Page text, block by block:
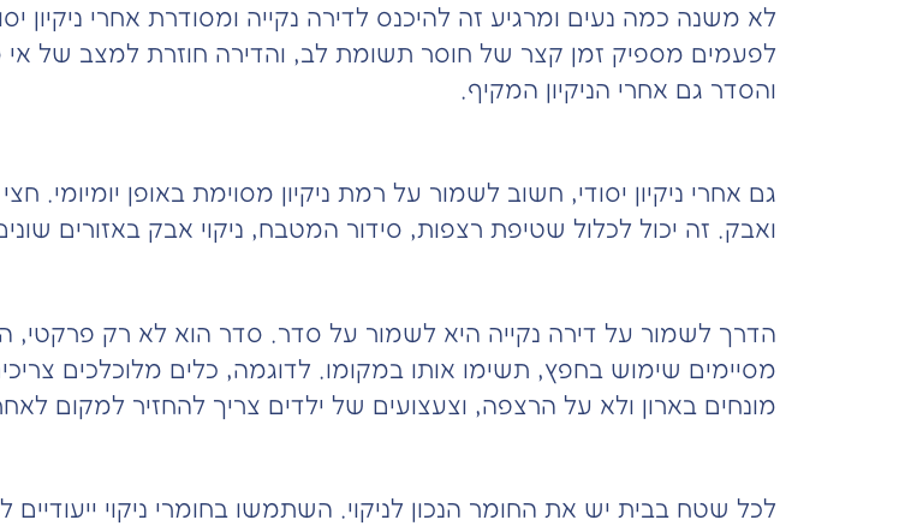
לא משנה כמה נעים ומרגיע זה להיכנס לדירה נקייה ומסודרת אחרי ניקיון
לפעמים מספיק זמן קצר של חוסר תשומת לב, והדירה חוזרת למצב של אי
והסדר גם אחרי הניקיון המקיף.
גם אחרי ניקיון יסודי, חשוב לשמור על רמת ניקיון מסוימת באופן יומיומי.
ואבק. זה יכול לכלול שטיפת רצפות, סידור המטבח, ניקוי אבק באזורים
הדרך לשמור על דירה נקייה היא לשמור על סדר. סדר הוא לא רק פרקטי,
מסיימים שימוש בחפץ, תשימו אותו במקומו. לדוגמה, כלים מלוכלכים
מונחים בארון ולא על הרצפה, וצעצועים של ילדים צריך להחזיר למקום
לכל שטח בבית יש את החומר הנכון לניקוי. השתמשו בחומרי ניקוי